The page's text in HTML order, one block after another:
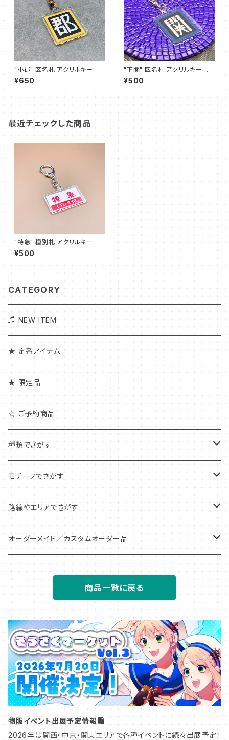
"小郡" 区名札 アクリルキーホ
ルダー
¥650
"下関" 区名札 アクリルキーホ
ルダー
¥500
最近チェックした商品
"特急" 種別札 アクリルキーホ
ルダー
¥500
CATEGORY
♫ NEW ITEM
★ 定番アイテム
★ 限定品
☆ ご予約商品
種類でさがす
アクリルキーホルダー
アクリルチャーム
アンブレラ/ボトルマーカー
アクリルジオラマ
アクリルスタンド
マスキングテープ
ペーパーコースター
鉄道模型グッズ
モチーフでさがす
ピクトグラム
信号・標識
仕業札・識別札
鉄道標記
鉄道アクセサリー
愛称札・種別札
ヘッドマーク・トレインマーク
路線やエリアでさがす
全国
甲信越
北陸
中部
関西
オーダーメイド／カスタムオーダー品
アクリルチャーム
商品一覧に戻る
物販イベント出展予定情報🛍️
2026年は関西・中京・関東エリアで各種イベントに続々出展予定！